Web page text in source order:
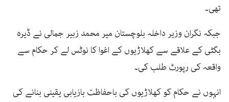
تھی۔
جبکہ نگران وزیر داخلہ بلوچستان میر محمد زبیر جمالی نے ڈیرہ
بگٹی کے علاقے سے کھلاڑیوں کے اغوا کا نوٹس لے کر حکام سے
واقعہ کی رپورٹ طلب کی۔
انہوں نے حکام کو کھلاڑیوں کی باحفاظت بازیابی یقینی بنانے کی